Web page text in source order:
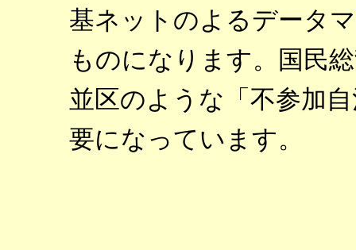
基ネットのよるデータ
ものになります。国民
並区のような「不参加
要になっています。